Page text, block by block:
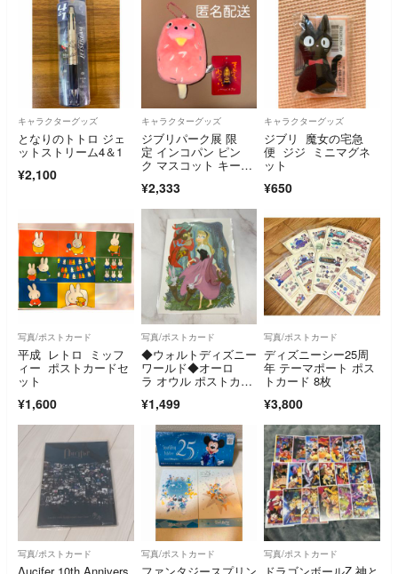
キャラクターグッズ
となりのトトロ ジェ
ットストリーム4＆1
¥2,100
キャラクターグッズ
ジブリパーク展 限
定 インコパン ピン
ク マスコット キーホ
¥2,333
キャラクターグッズ
ジブリ 魔女の宅急
便 ジジ ミニマグネ
ット
¥650
写真/ポストカード
平成 レトロ ミッフ
ィー ポストカードセ
ット
¥1,600
写真/ポストカード
◆ウォルトディズニー
ワールド◆オーロ
ラ オウル ポストカー
¥1,499
写真/ポストカード
ディズニーシー25周
年 テーマポート ポス
トカード 8枚
¥3,800
写真/ポストカード 写真/ポストカード 写真/ポストカード